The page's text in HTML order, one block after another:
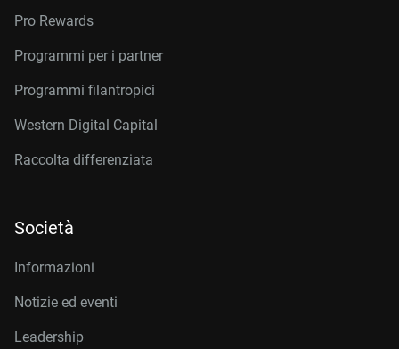
Pro Rewards
Programmi per i partner
Programmi filantropici
Western Digital Capital
Raccolta differenziata
Società
Informazioni
Notizie ed eventi
Leadership